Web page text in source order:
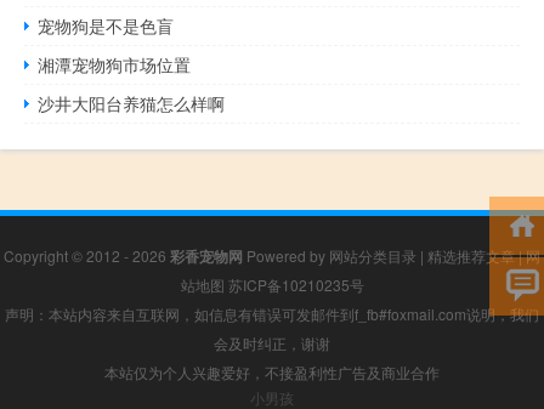
宠物狗是不是色盲
湘潭宠物狗市场位置
沙井大阳台养猫怎么样啊
Copyright © 2012 - 2026 彩香宠物网 Powered by 网站分类目录 | 精选推荐文章|网
站地图 苏ICP备10210235号
声明：本站内容来自互联网，如信息有错误可发邮件到f_fb#foxmail.com说明，我们
会及时纠正，谢谢
本站仅为个人兴趣爱好，不接盈利性广告及商业合作
小男孩